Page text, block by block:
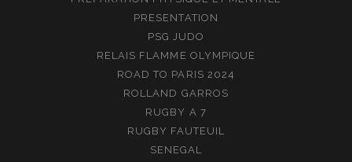
PRESENTATION
PSG JUDO
RELAIS FLAMME OLYMPIQUE
ROAD TO PARIS 2024
ROLLAND GARROS
RUGBY A 7
RUGBY FAUTEUIL
SENEGAL